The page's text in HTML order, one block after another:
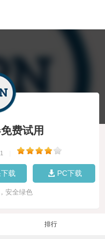
费试用
载 PC下载
安全绿色
排行